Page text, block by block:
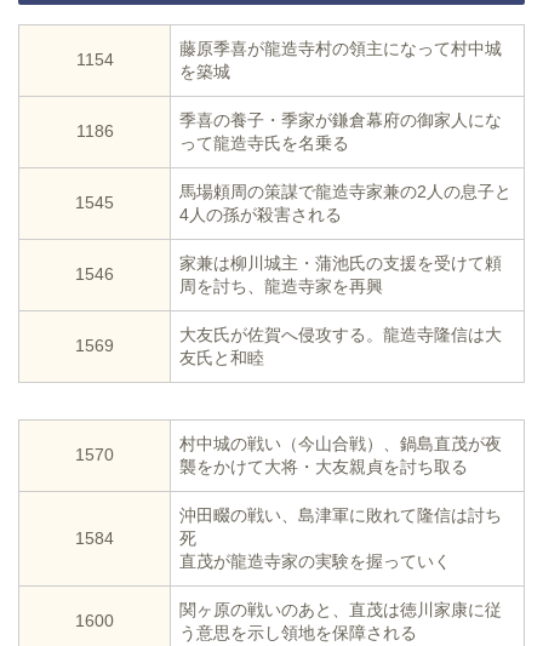
1154
藤原季喜が龍造寺村の領主になって村中城
を築城
1186
季喜の養子・季家が鎌倉幕府の御家人にな
って龍造寺氏を名乗る
1545
馬場頼周の策謀で龍造寺家兼の2人の息子と
4人の孫が殺害される
1546
家兼は柳川城主・蒲池氏の支援を受けて頼
周を討ち、龍造寺家を再興
1569
大友氏が佐賀へ侵攻する。龍造寺隆信は大
友氏と和睦
1570
村中城の戦い（今山合戦）、鍋島直茂が夜
襲をかけて大将・大友親貞を討ち取る
1584
沖田畷の戦い、島津軍に敗れて隆信は討ち
死
直茂が龍造寺家の実験を握っていく
1600
関ヶ原の戦いのあと、直茂は徳川家康に従
う意思を示し領地を保障される